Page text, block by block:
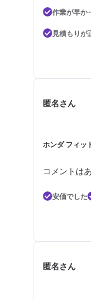
作業が早か
見積もりが
匿名さん
ホンダ フィッ
コメントは
安価でした
匿名さん